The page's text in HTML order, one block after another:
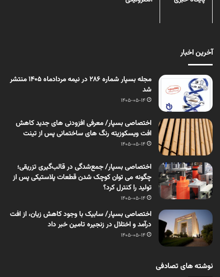
آخرین اخبار
مجله بسپار شماره 286 در نیمه مردادماه 1405 منتشر
شد
1405-05-14
اختصاصی بسپار/ معرفی افزودنی های جدید کاهش
افت ویسکوزیته رنگ های ساختمانی پس از تینت
1405-05-14
اختصاصی بسپار/ جمع‌شدگی در قالب‌گیری تزریقی؛
چگونه می توان کوچک شدن قطعات پلاستیکی پس از
تولید را کنترل کرد؟
1405-05-14
اختصاصی بسپار/ سابیک با وجود کاهش زیان، از افت
درآمد و اختلال در زنجیره تامین خبر داد
1405-05-14
نوشته های تصادفی